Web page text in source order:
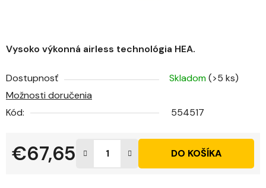
Vysoko výkonná airless technológia HEA.
Dostupnosť Skladom(>5 ks)
Možnosti doručenia
Kód:
554517
€67,65 DO KOŠÍKA